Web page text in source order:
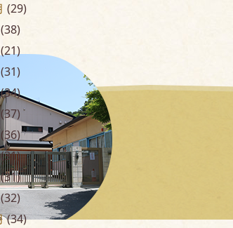
(29)
(38)
(21)
(31)
(37)
(34)